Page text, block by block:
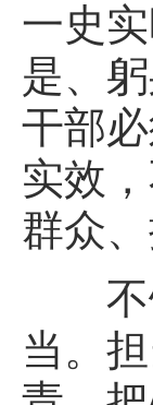
一史
是、
干部
实效
群众
不饰
当。